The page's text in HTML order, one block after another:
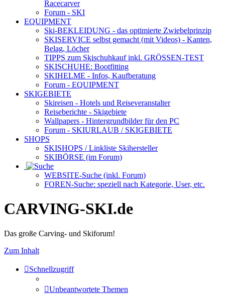
Racecarver
Forum - SKI
EQUIPMENT
Ski-BEKLEIDUNG - das optimierte Zwiebelprinzip
SKISERVICE selbst gemacht (mit Videos) - Kanten,
Belag, Löcher
TIPPS zum Skischuhkaufinkl. GRÖSSEN-TEST
SKISCHUHE: Bootfitting
SKIHELME - Infos, Kaufberatung
Forum - EQUIPMENT
SKIGEBIETE
Skireisen - Hotels und Reiseveranstalter
Reiseberichte - Skigebiete
Wallpapers - Hintergrundbilder für den PC
Forum - SKIURLAUB / SKIGEBIETE
SHOPS
SKISHOPS / Linkliste Skihersteller
SKIBÖRSE (im Forum)
WEBSITE-Suche (inkl. Forum)
FOREN-Suche: speziell nach Kategorie, User, etc.
CARVING-SKI.de
Das große Carving- und Skiforum!
Zum Inhalt
Schnellzugriff
Unbeantwortete Themen